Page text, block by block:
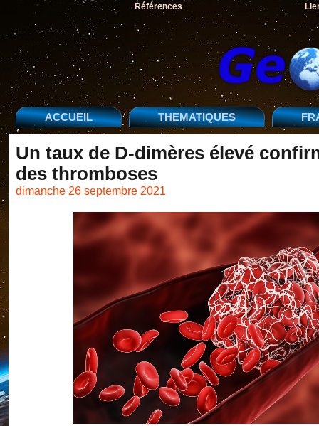
Références
ACCUEIL THEMATIQUES
Un taux de D-dimères élevé
des thromboses
dimanche 26 septembre 2021